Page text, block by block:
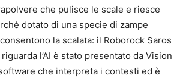
che pulisce le scale e riesce
dotato di una specie di zampe
la scalata: il Roborock Saros
l’AI è stato presentato da Vision
che interpreta i contesti ed è